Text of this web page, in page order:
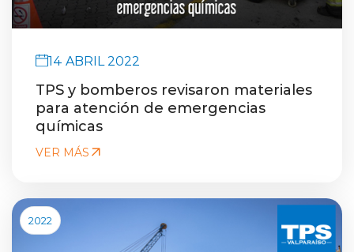
14 ABRIL 2022
TPS y bomberos revisaron materiales
para atención de emergencias
químicas
VER MÁS
2022